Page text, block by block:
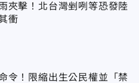
夾擊！北台灣剉咧等恐發陸
衝
令！限縮出生公民權並「禁